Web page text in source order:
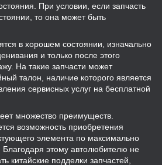
При условии, если запчасть
то она может быть
в хорошем состоянии, изначально
и только после этого
На такие запчасти может
талон, наличие которого является
сервисных услуг на бесплатной
множество преимуществ.
возможность приобретения
элемента по максимально
Благодаря этому автолюбителю не
китайские подделки запчастей,